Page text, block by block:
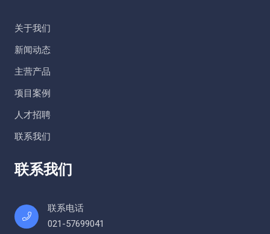
关于我们
新闻动态
主营产品
项目案例
人才招聘
联系我们
联系我们
联系电话
021-57699041